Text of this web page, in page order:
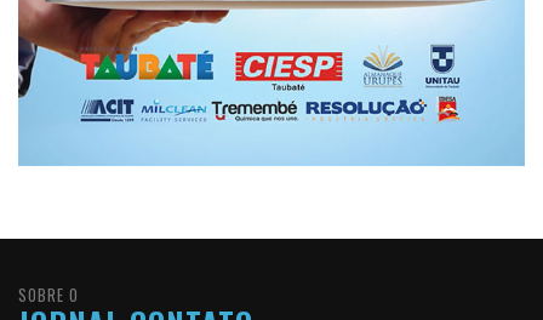
SOBRE O